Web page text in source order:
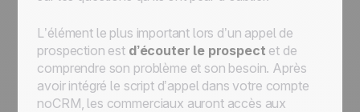
L’élément le plus important lors d’un appel de
prospection est d’écouter le prospect et de
comprendre son problème et son besoin. Après
avoir intégré le script d’appel dans votre compte
noCRM, les commerciaux auront accès aux